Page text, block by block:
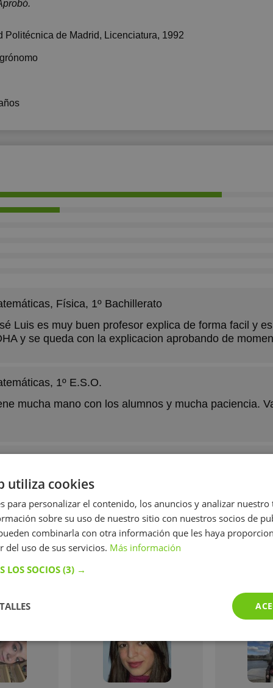
Politécnica de Madrid, Licenciatura, 1992
Física, 1º Bachillerato
Luis es muy buen profesor explica de forma facil y
y se queda con la explicacion aprobando de
, 1º E.S.O.
mucha mano con los alumnos y mucha paciencia.
contenta con el
Perfiles similares
utiliza cookies
para personalizar el contenido, los anuncios y analizar nuestro
sobre su uso de nuestro sitio con nuestros socios de
combinarla con otra información que les haya
del uso de sus servicios. Más información
LOS SOCIOS (3) →